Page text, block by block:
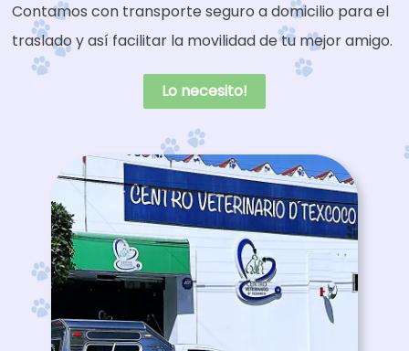
Contamos con transporte seguro a domicilio para el
traslado y así facilitar la movilidad de tu mejor amigo.
Lo necesito!